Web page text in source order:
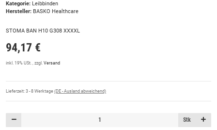
Kategorie: Leibbinden
Hersteller: BASKO Healthcare
STOMA BAN H10 G308 XXXXL
94,17 €
inkl. 19% USt. , zzgl. Versand
Lieferzeit: 3 - 8 Werktage (DE - Ausland abweichend)
Stk